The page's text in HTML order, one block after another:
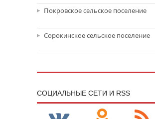
Покровское сельское поселение
Сорокинское сельское поселение
CОЦИАЛЬНЫЕ СЕТИ И RSS